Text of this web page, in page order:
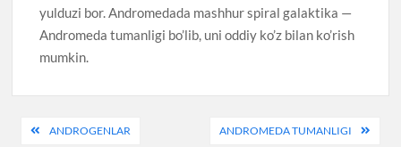
yulduzi bor. Andromedada mashhur spiral galaktika —
Andromeda tumanligi bo’lib, uni oddiy ko’z bilan ko’rish
mumkin.
PostANDROGENLAR ANDROMEDA TUMANLIGI